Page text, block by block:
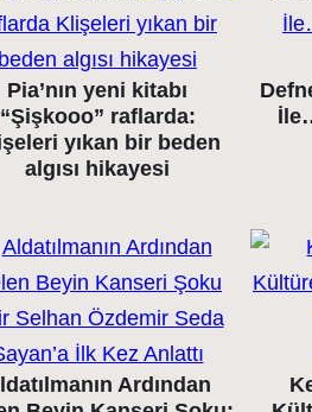
Pia’nın yeni kitabı
“Şişkooo” raflarda:
yıkan bir beden
algısı hikayesi
Ardından